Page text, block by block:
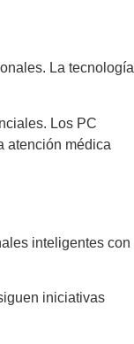
La tecnología
Los PC
atención médica
inteligentes con
iniciativas